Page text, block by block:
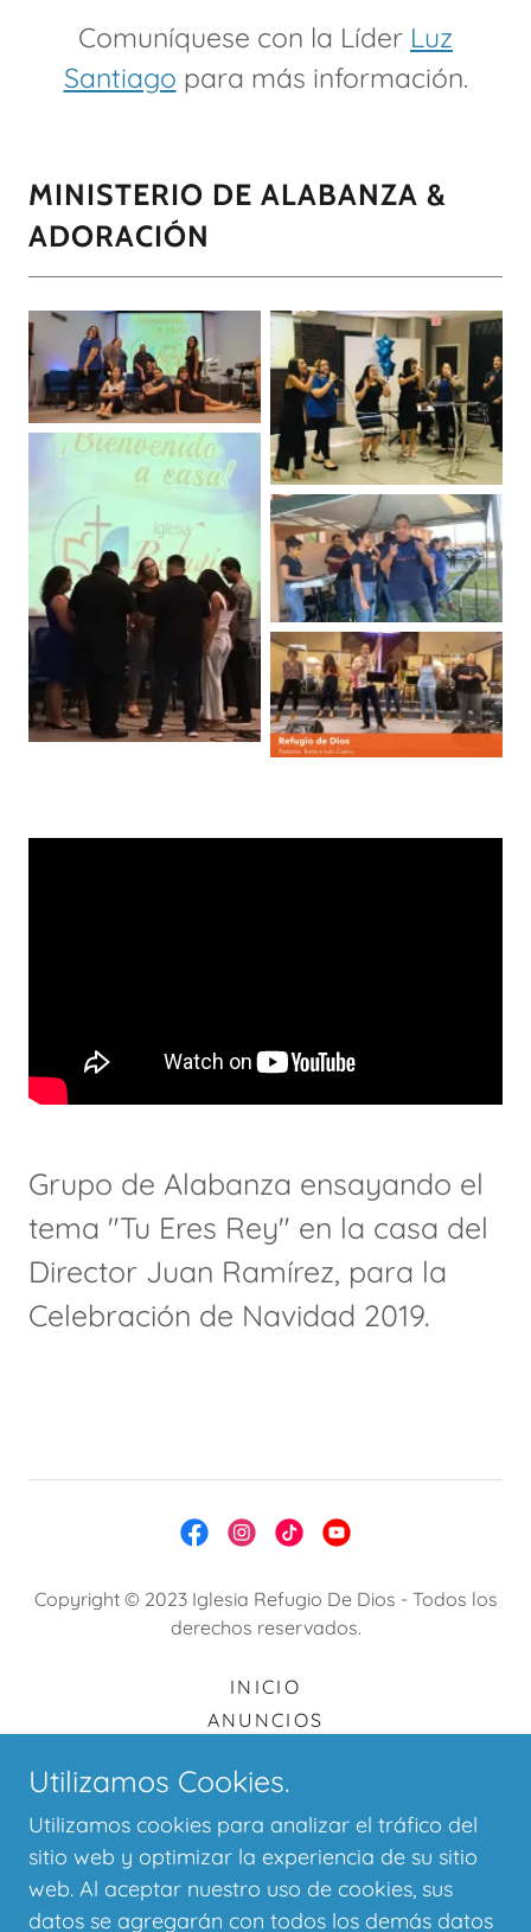
Comuníquese con la Líder Luz
Santiago para más información.
MINISTERIO DE ALABANZA &
ADORACIÓN
Grupo de Alabanza ensayando el
tema "Tu Eres Rey" en la casa del
Director Juan Ramírez, para la
Celebración de Navidad 2019.
Copyright © 2023 Iglesia Refugio De Dios - Todos los
derechos reservados.
INICIO
ANUNCIOS
MINISTERIOS
GALERÍA
OFRENDAR
CONTACTO
Utilizamos Cookies.
Utilizamos cookies para analizar el tráfico del
sitio web y optimizar la experiencia de su sitio
web. Al aceptar nuestro uso de cookies, sus
datos se agregarán con todos los demás datos